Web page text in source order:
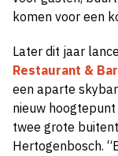
komen voor een
Later dit jaar
Restaurant & Bar
een aparte
nieuw
twee grote
Hertogenbosch.